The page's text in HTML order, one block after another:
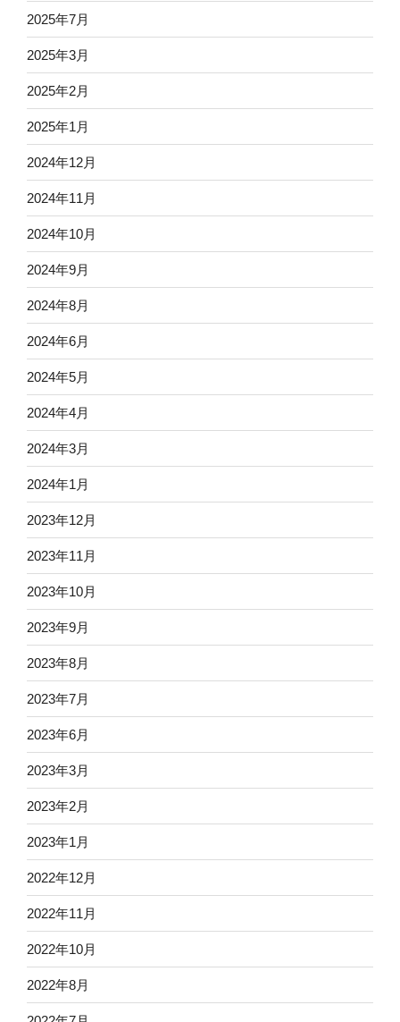
2025年7月
2025年3月
2025年2月
2025年1月
2024年12月
2024年11月
2024年10月
2024年9月
2024年8月
2024年6月
2024年5月
2024年4月
2024年3月
2024年1月
2023年12月
2023年11月
2023年10月
2023年9月
2023年8月
2023年7月
2023年6月
2023年3月
2023年2月
2023年1月
2022年12月
2022年11月
2022年10月
2022年8月